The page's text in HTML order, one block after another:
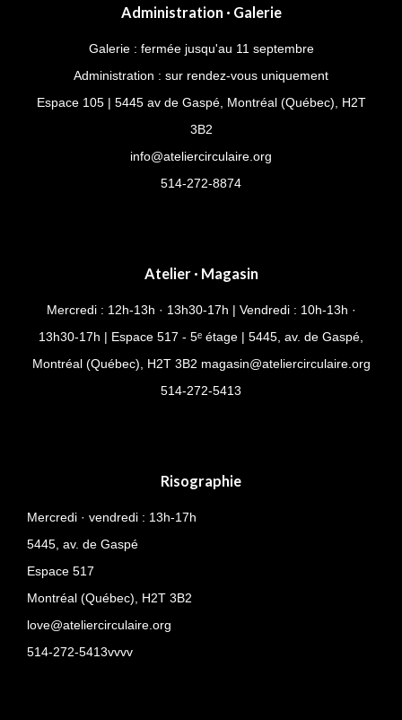
Administration · Galerie
Galerie : fermée jusqu'au 11 septembre
Administration : sur rendez-vous uniquement
Espace 105 | 5445 av de Gaspé, Montréal (Québec), H2T
3B2
info@ateliercirculaire.org
514-272-8874
Atelier · Magasin
Mercredi : 12h-13h · 13h30-17h | Vendredi : 10h-13h ·
13h30-17h | Espace 517 - 5ᵉ étage | 5445, av. de Gaspé,
Montréal (Québec), H2T 3B2 magasin@ateliercirculaire.org
514-272-5413
Risographie
Mercredi · vendredi : 13h-17h
5445, av. de Gaspé
Espace 517
Montréal (Québec), H2T 3B2
love@ateliercirculaire.org
514-272-5413vvvv